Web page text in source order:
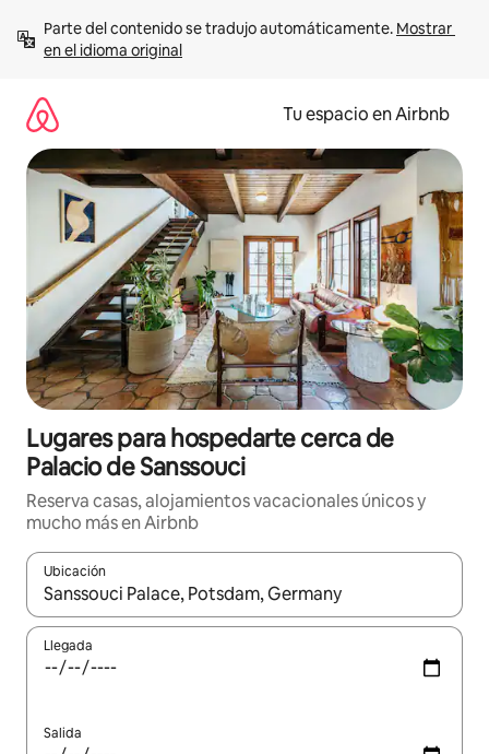
contenido
Parte del contenido se tradujo automáticamente. Mostrar
en el idioma original
Tu espacio en Airbnb
Lugares para hospedarte cerca de
Palacio de Sanssouci
Reserva casas, alojamientos vacacionales únicos y
mucho más en Airbnb
Ubicación
Cuando los resultados estén disponibles, podrás navegar
Llegada
Salida